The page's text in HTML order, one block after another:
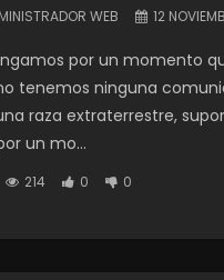
WEB 12
por un momento
tenemos ninguna
raza extraterrestre,
un mo...
214 0 0